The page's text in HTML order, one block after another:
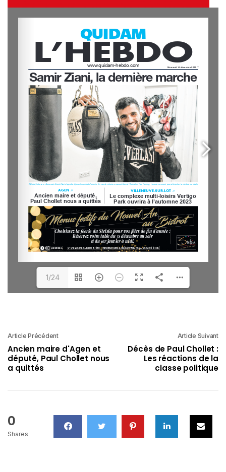
1/24
Article Précédent
Ancien maire d'Agen et
député, Paul Chollet nous
a quittés
Article Suivant
Décès de Paul Chollet :
Les réactions de la
classe politique
0
Shares